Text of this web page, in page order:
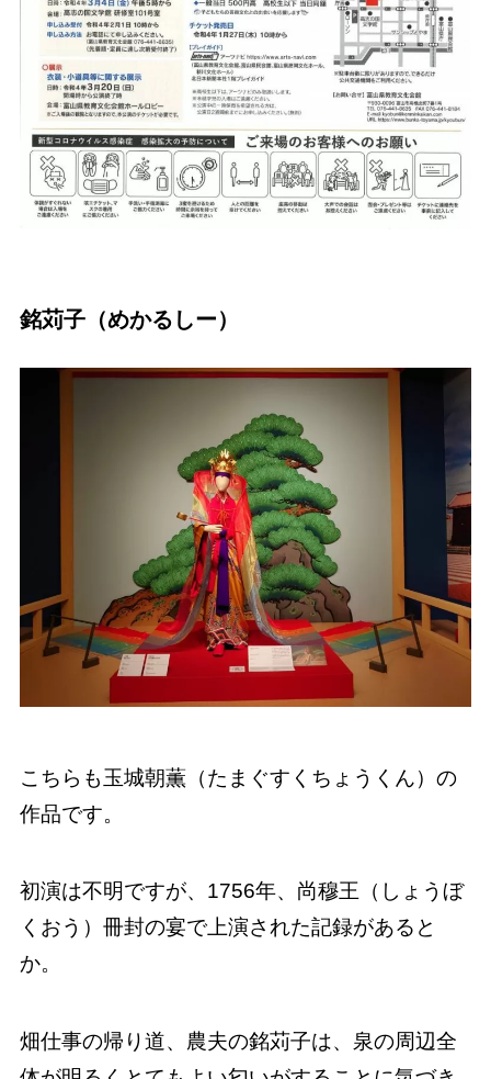
銘苅子（めかるしー）
こちらも玉城朝薫（たまぐすくちょうくん）の
作品です。
初演は不明ですが、1756年、尚穆王（しょうぼ
くおう）冊封の宴で上演された記録があると
か。
畑仕事の帰り道、農夫の銘苅子は、泉の周辺全